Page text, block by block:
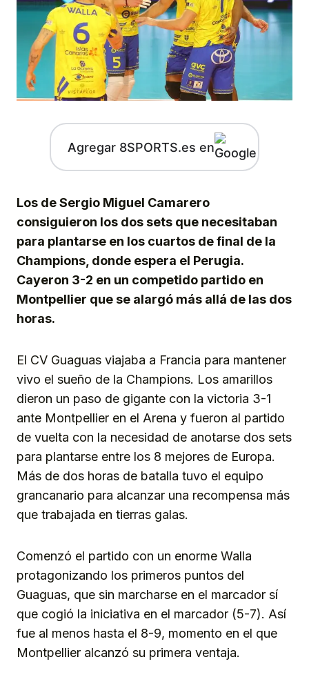
Agregar 8SPORTS.es en
Los de Sergio Miguel Camarero
consiguieron los dos sets que necesitaban
para plantarse en los cuartos de final de la
Champions, donde espera el Perugia.
Cayeron 3-2 en un competido partido en
Montpellier que se alargó más allá de las dos
horas.
El CV Guaguas viajaba a Francia para mantener
vivo el sueño de la Champions. Los amarillos
dieron un paso de gigante con la victoria 3-1
ante Montpellier en el Arena y fueron al partido
de vuelta con la necesidad de anotarse dos sets
para plantarse entre los 8 mejores de Europa.
Más de dos horas de batalla tuvo el equipo
grancanario para alcanzar una recompensa más
que trabajada en tierras galas.
Comenzó el partido con un enorme Walla
protagonizando los primeros puntos del
Guaguas, que sin marcharse en el marcador sí
que cogió la iniciativa en el marcador (5-7). Así
fue al menos hasta el 8-9, momento en el que
Montpellier alcanzó su primera ventaja.